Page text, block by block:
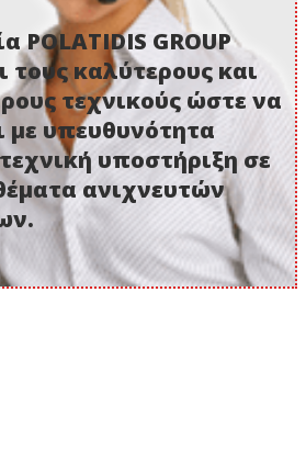
POLATIDIS GROUP
τους καλύτερους και
τεχνικούς ώστε να
με υπευθυνότητα
υποστήριξη σε
ανιχνευτών